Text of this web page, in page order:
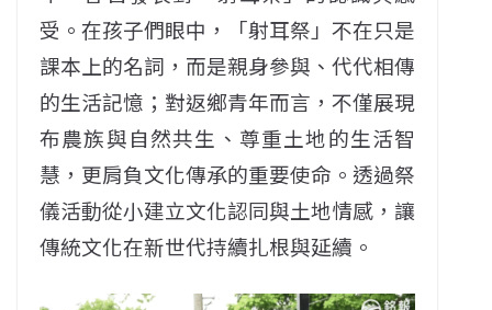
受。在孩子們眼中，「射耳祭」不在只是
課本上的名詞，而是親身參與、代代相傳
的生活記憶；對返鄉青年而言，不僅展現
布農族與自然共生、尊重土地的生活智
慧，更肩負文化傳承的重要使命。透過祭
儀活動從小建立文化認同與土地情感，讓
傳統文化在新世代持續扎根與延續。